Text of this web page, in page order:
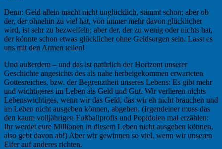
Denn: Geld allein macht nicht unglücklich, stimmt schon; aber ob
der, der ohnehin zu viel hat, von immer mehr davon glücklicher
wird, ist sehr zu bezweifeln; aber der, der zu wenig oder nichts hat,
der könnte schon etwas glücklicher ohne Geldsorgen sein. Lasst es
uns mit den Armen teilen!
Und außerdem – und das ist natürlich der Horizont unserer
Geschichte angesichts des als nahe herbeigekommen erwarteten
Gottesreiches, bzw. der Begrenztheit unseres Lebens: Es gibt mehr
und wichtigeres im Leben als Geld und Gut. Wir verlieren nichts
Lebenswichtiges, wenn wir das Geld, das wir eh nicht brauchen und
im Leben nicht ausgeben können, abgeben. (Irgendeiner muss das
den kaum volljährigen Fußballprofis und Popidolen mal erzählen:
Ihr werdet eure Millionen in diesem Leben nicht ausgeben können,
also gebt davon ab!) Aber wir gewinnen so viel, wenn wir unseren
Eifer auf anderes richten.